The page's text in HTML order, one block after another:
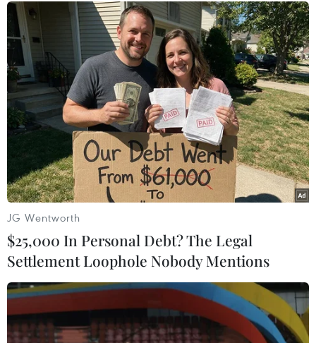
#EU #Eurozone #Ngân sách
#Khủng hoảng nợ
#Trái phiếu
Theo dõi VietnamPlus
TIN CÙNG CHUYÊN MỤC
JG Wentworth
$25,000 In Personal Debt? The Legal
Settlement Loophole Nobody Mentions